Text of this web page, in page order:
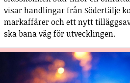
visar handlingar från Södertälje
markaffärer och ett nytt
ska bana väg för utvecklingen.